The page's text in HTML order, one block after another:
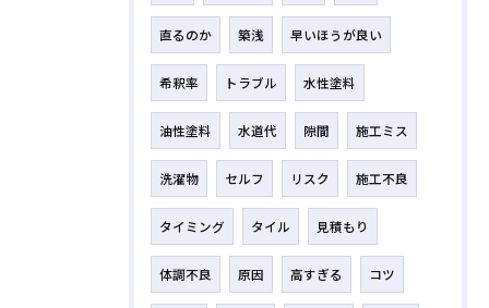
直るのか 築浅 早いほうが良い
希釈率 トラブル 水性塗料
油性塗料 水道代 隙間 施工ミス
洗濯物 セルフ リスク 施工不良
タイミング タイル 見積もり
体調不良 原因 高すぎる コツ